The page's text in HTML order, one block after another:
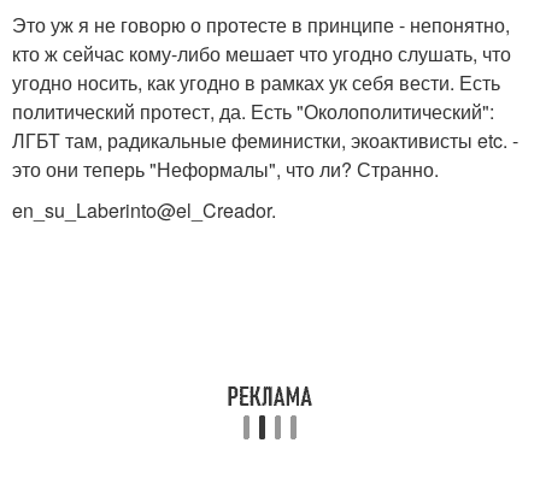
Это уж я не говорю о протесте в принципе - непонятно,
кто ж сейчас кому-либо мешает что угодно слушать, что
угодно носить, как угодно в рамках ук себя вести. Есть
политический протест, да. Есть "Околополитический":
ЛГБТ там, радикальные феминистки, экоактивисты etc. -
это они теперь "Неформалы", что ли? Странно.
en_su_Laberinto@el_Creador.